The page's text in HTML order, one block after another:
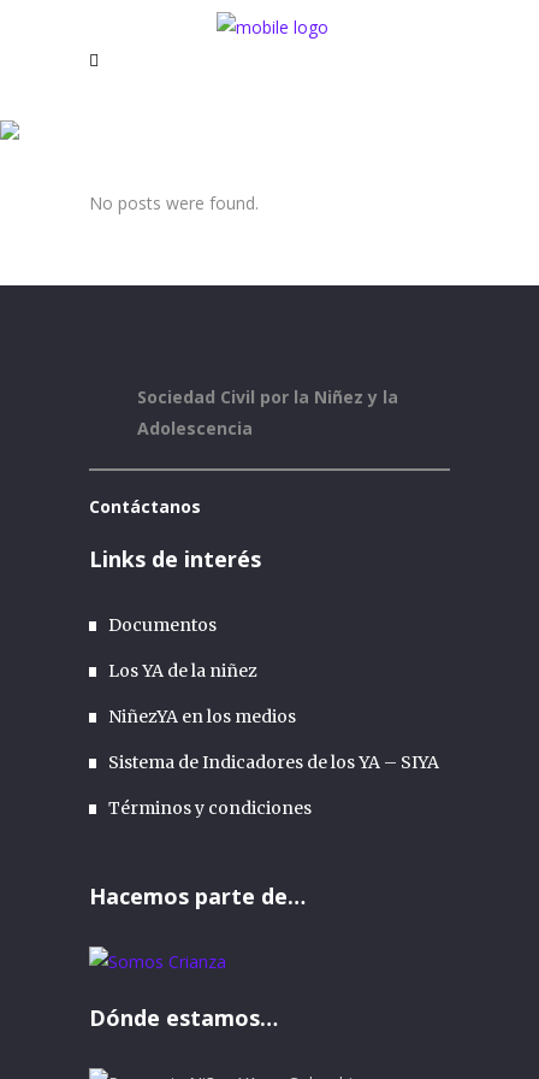
No posts were found.
Sociedad Civil por la Niñez y la
Adolescencia
Contáctanos
Links de interés
Documentos
Los YA de la niñez
NiñezYA en los medios
Sistema de Indicadores de los YA – SIYA
Términos y condiciones
Hacemos parte de…
Dónde estamos…